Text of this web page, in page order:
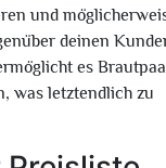
und
deinen
es
was letztendlich zu